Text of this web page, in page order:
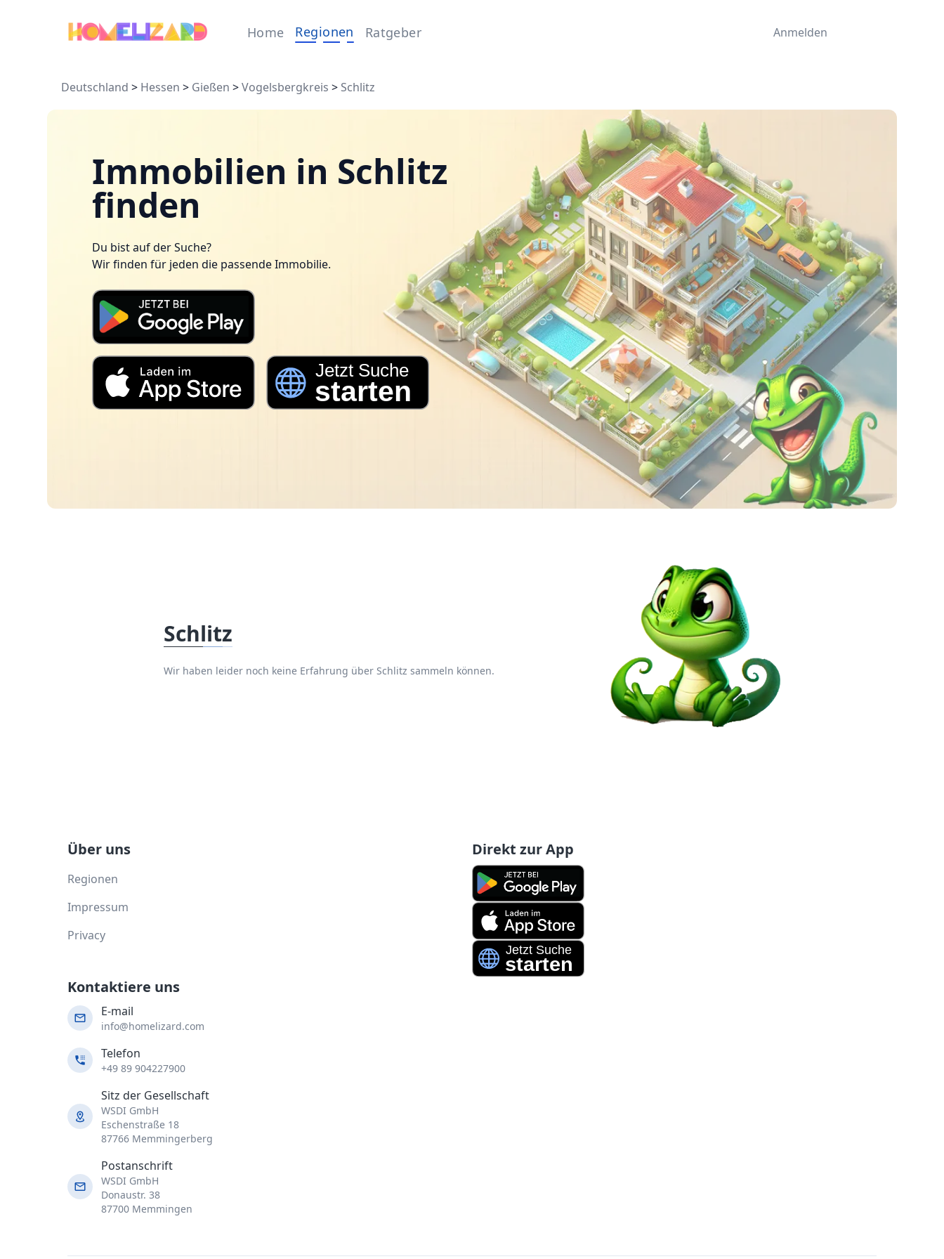
Home Regionen Ratgeber Anmelden
Deutschland > Hessen > Gießen >Vogelsbergkreis > Schlitz
Immobilien in Schlitz
finden
Du bist auf der Suche?
Wir finden für jeden die passende Immobilie.
Schlitz
Wir haben leider noch keine Erfahrung über Schlitz sammeln können.
Über uns
Regionen
Impressum
Privacy
Direkt zur App
Kontaktiere uns
E-mail
info@homelizard.com
Telefon
+49 89 904227900
Sitz der Gesellschaft
WSDI GmbH
Eschenstraße 18
87766 Memmingerberg
Postanschrift
WSDI GmbH
Donaustr. 38
87700 Memmingen